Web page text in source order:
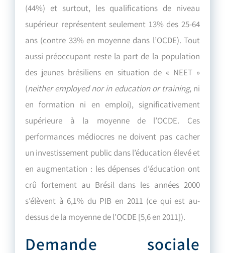
(44%) et surtout, les qualifications de niveau
supérieur représentent seulement 13% des 25-64
ans (contre 33% en moyenne dans l’OCDE). Tout
aussi préoccupant reste la part de la population
des jeunes brésiliens en situation de « NEET »
(neither employed nor in education or training, ni
en formation ni en emploi), significativement
supérieure à la moyenne de l’OCDE. Ces
performances médiocres ne doivent pas cacher
un investissement public dans l’éducation élevé et
en augmentation : les dépenses d’éducation ont
crû fortement au Brésil dans les années 2000
s’élèvent à 6,1% du PIB en 2011 (ce qui est au-
dessus de la moyenne de l’OCDE [5,6 en 2011]).
Demande sociale